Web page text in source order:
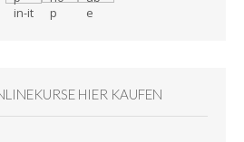
HIER KAUFEN